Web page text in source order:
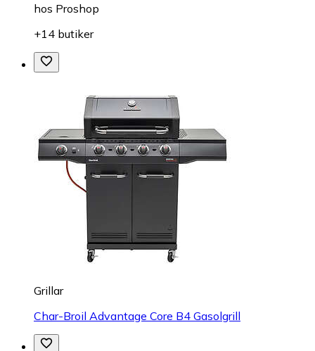
hos Proshop
+14 butiker
Grillar
Char-Broil Advantage Core B4 Gasolgrill